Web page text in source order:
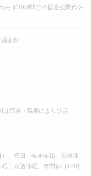
らず30時間分の固定残業代を
薬剤師
部署・職種により決定
、祝日、年末年始、有給休
、介護休暇、年間休日120日